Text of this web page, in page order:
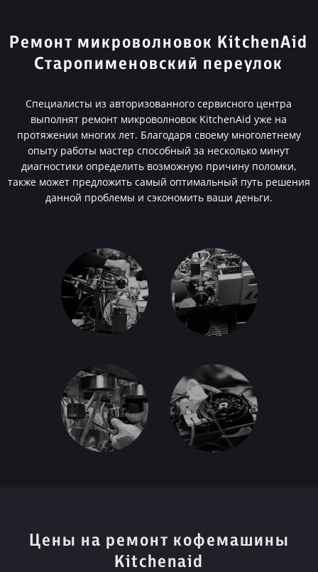
Ремонт микроволновок KitchenAid
Старопименовский переулок
Специалисты из авторизованного сервисного центра
выполнят ремонт микроволновок KitchenAid уже на
протяжении многих лет. Благодаря своему многолетнему
опыту работы мастер способный за несколько минут
диагностики определить возможную причину поломки,
также может предложить самый оптимальный путь решения
данной проблемы и сэкономить ваши деньги.
Цены на ремонт кофемашины
Kitchenaid